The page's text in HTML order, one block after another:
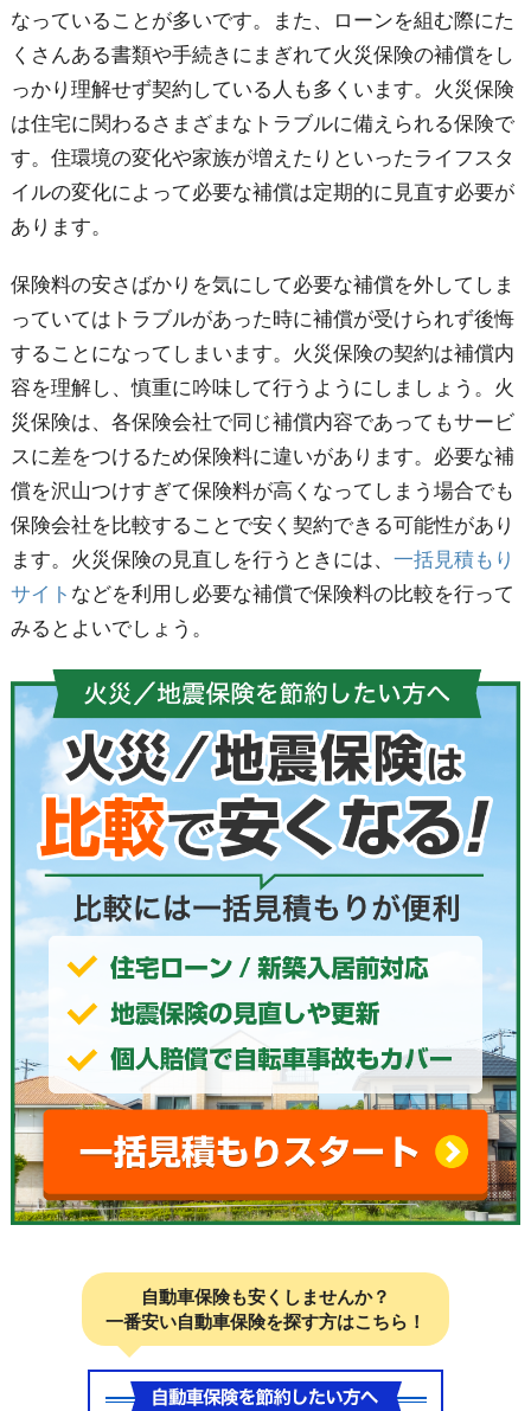
なっていることが多いです。また、ローンを組む際にた
くさんある書類や手続きにまぎれて火災保険の補償をし
っかり理解せず契約している人も多くいます。火災保険
は住宅に関わるさまざまなトラブルに備えられる保険で
す。住環境の変化や家族が増えたりといったライフスタ
イルの変化によって必要な補償は定期的に見直す必要が
あります。
保険料の安さばかりを気にして必要な補償を外してしま
っていてはトラブルがあった時に補償が受けられず後悔
することになってしまいます。火災保険の契約は補償内
容を理解し、慎重に吟味して行うようにしましょう。火
災保険は、各保険会社で同じ補償内容であってもサービ
スに差をつけるため保険料に違いがあります。必要な補
償を沢山つけすぎて保険料が高くなってしまう場合でも
保険会社を比較することで安く契約できる可能性があり
ます。火災保険の見直しを行うときには、 一括見積もり
サイト などを利用し必要な補償で保険料の比較を行って
みるとよいでしょう。
自動車保険も安くしませんか？
一番安い自動車保険を探す方はこちら！